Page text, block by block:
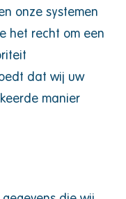
onze systemen
het recht om een
dat wij uw
manier